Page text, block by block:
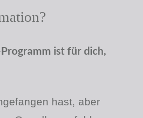
Programm ist für dich,
hast, aber